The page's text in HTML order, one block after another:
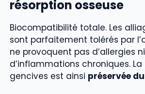
résorption osseuse
Biocompatibilité totale. Les
sont parfaitement tolérés par
ne provoquent pas d’allergies ni
d’inflammations chroniques.
gencives est ainsi préservée